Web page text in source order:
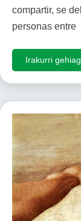
compartir, se
personas entre
Irakurri